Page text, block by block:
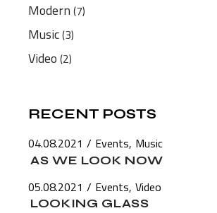
Modern (7)
Music(3)
Video (2)
RECENT POSTS
04.08.2021 Events Music
AS WE LOOK NOW
05.08.2021 Events Video
LOOKING GLASS